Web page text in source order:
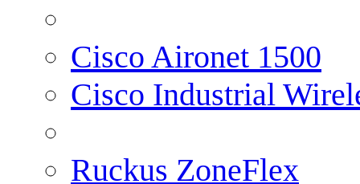
Cisco Aironet 1500
Cisco Industrial
Ruckus ZoneFlex